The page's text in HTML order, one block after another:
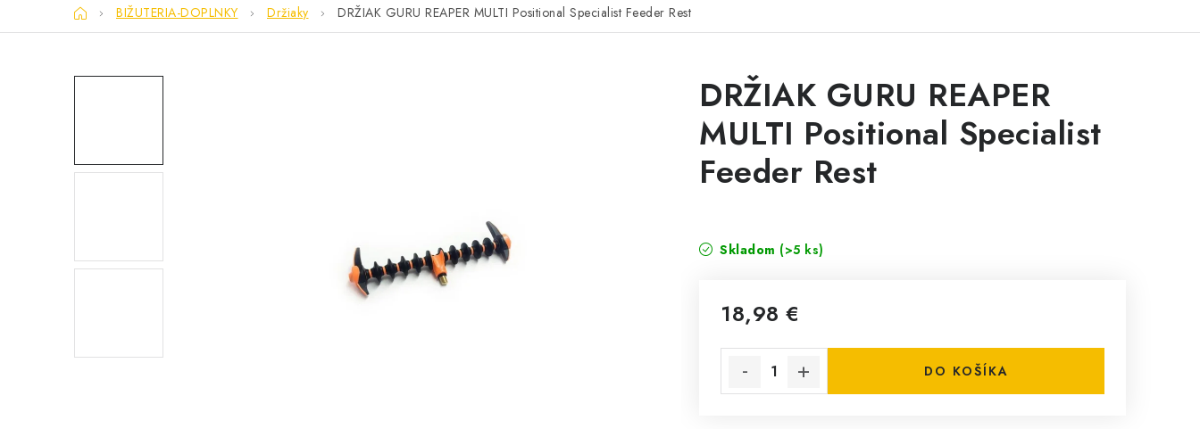
DomovBIŽUTERIA-DOPLNKY Držiaky DRŽIAK GURU REAPER MULTI Positional Specialist Feeder Rest
DRŽIAK GURU REAPER
MULTI Positional Specialist
Feeder Rest
Skladom (>5 ks)
18,98 €
DO KOŠÍKA